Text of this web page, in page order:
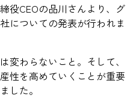
役CEOの品川さんより、グ
についての発表が行われま
変わらないこと。そして、
性を高めていくことが重要
した。